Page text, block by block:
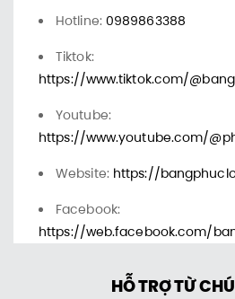
Hotline: 0989863388
Tiktok:
https://www.tiktok.com/
Youtube:
https://www.youtube.com/
Website: https://
Facebook:
https://web.facebook.com/
HỖ TRỢ TỪ